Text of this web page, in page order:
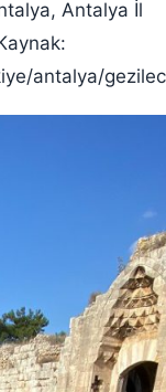
Antalya İl
antalya/